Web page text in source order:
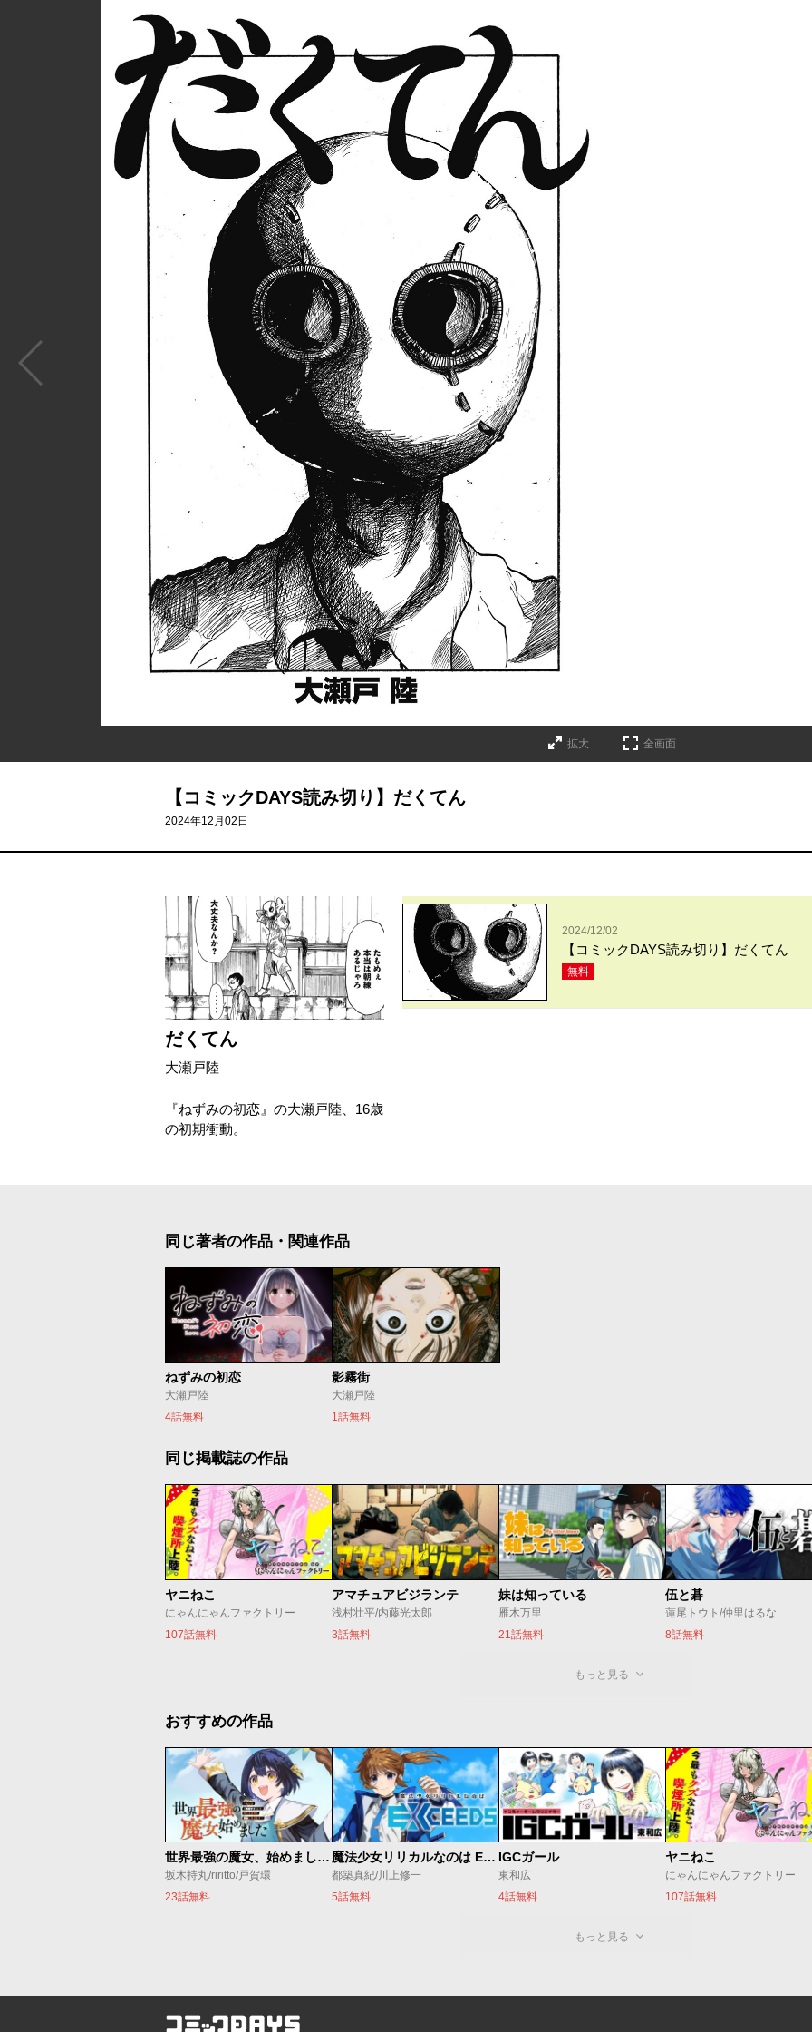
拡大 全画面
【コミックDAYS読み切り】だくてん
2024年12月02日
だくてん
大瀬戸陸
『ねずみの初恋』の大瀬戸陸、16歳
の初期衝動。
2024/12/02
【コミックDAYS読み切り】だくてん
無料
同じ著者の作品・関連作品
ねずみの初恋
大瀬戸陸
4話無料
影霧街
大瀬戸陸
1話無料
同じ掲載誌の作品
ヤニねこ
にゃんにゃんファクトリー
107話無料
アマチュアビジランテ
浅村壮平/内藤光太郎
3話無料
妹は知っている
雁木万里
21話無料
伍と碁
蓮尾トウト/仲里はるな
8話無料
もっと見る
おすすめの作品
世界最強の魔女、始めました ～私だけ『攻略サイト』を見れる世界で自由に生きます～
坂木持丸/riritto/戸賀環
23話無料
魔法少女リリカルなのは EXCEEDS
都築真紀/川上修一
5話無料
IGCガール
東和広
4話無料
ヤニねこ
にゃんにゃんファクトリー
107話無料
もっと見る